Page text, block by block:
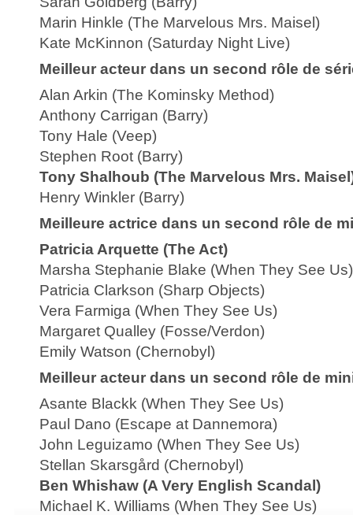
Marin Hinkle (The Marvelous Mrs. Maisel)
Kate McKinnon (Saturday Night Live)
Meilleur acteur dans un second rôle de
Alan Arkin (The Kominsky Method)
Anthony Carrigan (Barry)
Tony Hale (Veep)
Stephen Root (Barry)
Tony Shalhoub (The Marvelous Mrs.
Henry Winkler (Barry)
Meilleure actrice dans un second rôle de
Patricia Arquette (The Act)
Marsha Stephanie Blake (When They See Us)
Patricia Clarkson (Sharp Objects)
Vera Farmiga (When They See Us)
Margaret Qualley (Fosse/Verdon)
Emily Watson (Chernobyl)
Meilleur acteur dans un second rôle de
Asante Blackk (When They See Us)
Paul Dano (Escape at Dannemora)
John Leguizamo (When They See Us)
Stellan Skarsgård (Chernobyl)
Ben Whishaw (A Very English Scandal)
Michael K. Williams (When They See Us)